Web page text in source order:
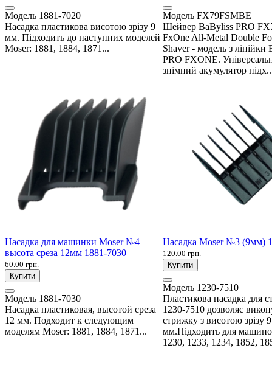
Модель 1881-7020
Насадка пластикова висотою зрізу 9
мм. Підходить до наступних моделей
Moser: 1881, 1884, 1871...
Модель FX79FSMBE
Шейвер BaByliss PRO
FxOne All-Metal Double
Shaver - модель з лінійки
PRO FXONE.
знімний акумулятор підх..
Насадка для машинки Moser №4
высота среза 12мм 1881-7030
60.00 грн.
Купити
Модель 1881-7030
Насадка пластиковая, высотой среза
12 мм. Подходит к следующим
моделям Moser: 1881, 1884, 1871...
Насадка Moser №3 (9мм)
120.00 грн.
Купити
Модель 1230-7510
Пластикова насадка для
1230-7510 дозволяє
стрижку з висотою зрізу 9
мм.Підходить для
1230, 1233, 1234, 1852,